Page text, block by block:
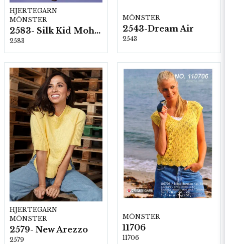
HJERTEGARN
MÖNSTER
2583- Silk Kid Mohair
2583
MÖNSTER
2543-Dream Air
2543
HJERTEGARN
MÖNSTER
2579- New Arezzo
2579
MÖNSTER
11706
11706